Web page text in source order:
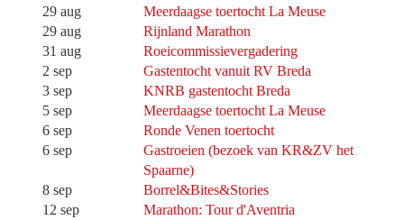
29 aug
Meerdaagse toertocht La Meuse
29 aug
Rijnland Marathon
31 aug
Roeicommissievergadering
2 sep
Gastentocht vanuit RV Breda
3 sep
KNRB gastentocht Breda
5 sep
Meerdaagse toertocht La Meuse
6 sep
Ronde Venen toertocht
6 sep
Gastroeien (bezoek van KR&ZV het
Spaarne)
8 sep
Borrel&Bites&Stories
12 sep
Marathon: Tour d'Aventria